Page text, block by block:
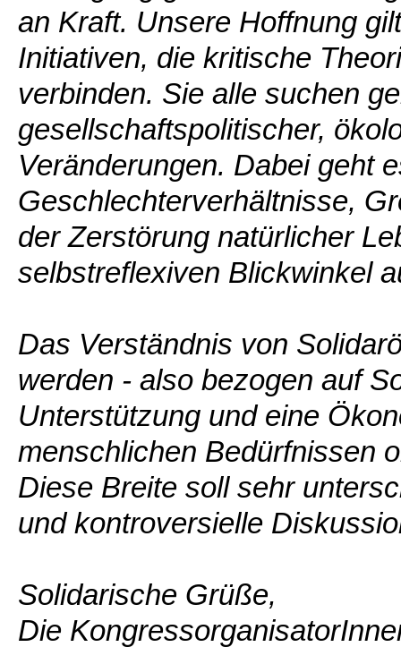
an Kraft. Unsere Hoffnung
Initiativen, die kritische
verbinden. Sie alle suchen
gesellschaftspolitischer,
Veränderungen. Dabei geht
Geschlechterverhältnisse,
der Zerstörung natürlicher
selbstreflexiven Blickwinkel
Das Verständnis von
werden - also bezogen auf
Unterstützung und eine
menschlichen Bedürfnissen
Diese Breite soll sehr
und kontroversielle
Solidarische Grüße,
Die